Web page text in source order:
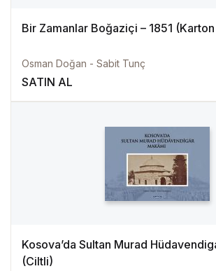
Bir Zamanlar Boğaziçi – 1851
Osman Doğan - Sabit Tunç
SATIN AL
Kosova’da Sultan Murad
(Ciltli)